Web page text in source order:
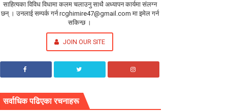
साहित्यका विविध विधामा कलम चलाउनु साथै अध्यापन कार्यमा संलग्न
छन् । उनलाई सम्पर्क गर्न rcghimire47@gmail.com मा इमेल गर्न
सकिन्छ ।
JOIN OUR SITE
सर्वाधिक पढिएका रचनाहरू